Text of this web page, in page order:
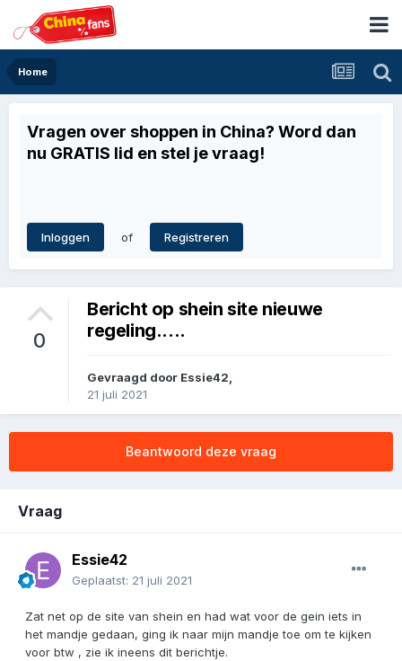
Home
Vragen over shoppen in China? Word dan
nu GRATIS lid en stel je vraag!
Inloggen of Registreren
0
Bericht op shein site nieuwe
regeling.....
Gevraagd door Essie42,
21 juli 2021
Beantwoord deze vraag
Vraag
Essie42
Geplaatst: 21 juli 2021
Zat net op de site van shein en had wat voor de gein iets in
het mandje gedaan, ging ik naar mijn mandje toe om te kijken
voor btw , zie ik ineens dit berichtje.